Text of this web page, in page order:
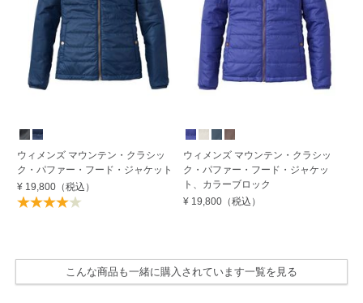
ウィメンズ マウンテン・クラシッ
ク・パファー・フード・ジャケット
¥ 19,800（税込）
ウィメンズ マウンテン・クラシッ
ク・パファー・フード・ジャケッ
ト、カラーブロック
¥ 19,800 （税込）
こんな商品も一緒に購入されています一覧を見る